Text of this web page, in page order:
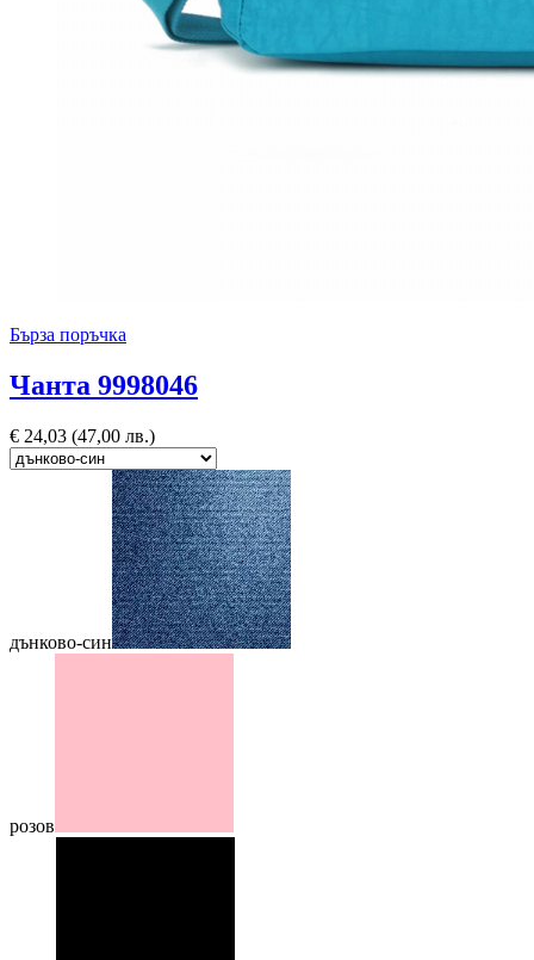
Бърза поръчка
Чанта 9998046
€ 24,03 (47,00 лв.)
дънково-син
розов